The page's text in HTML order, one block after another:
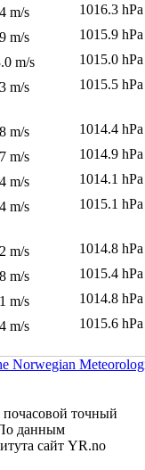
m/s
1016.3 hPa
m/s
1015.9 hPa
m/s
1015.0 hPa
m/s
1015.5 hPa
m/s
1014.4 hPa
m/s
1014.9 hPa
m/s
1014.1 hPa
m/s
1015.1 hPa
m/s
1014.8 hPa
m/s
1015.4 hPa
m/s
1014.8 hPa
m/s 1015.6 hPa
Norwegian
точный
данным
сайт YR.no